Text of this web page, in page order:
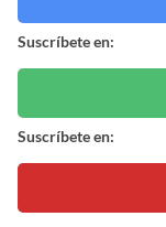
Suscríbete en:
Suscríbete en: